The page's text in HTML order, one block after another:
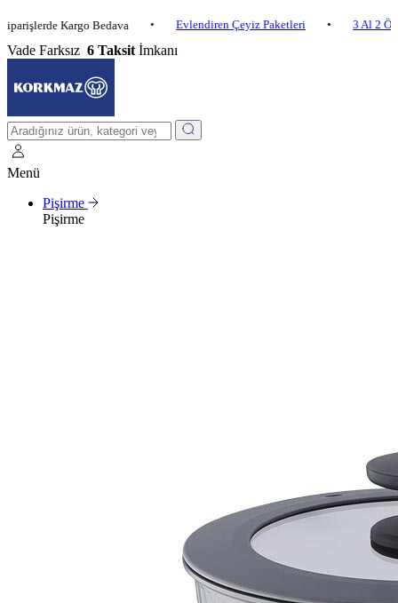
Kargo Bedava • Evlendiren Çeyiz Paketleri • 3 Al 2 Öde •
Vade Farksız 6 Taksit İmkanı
Menü
Pişirme
Pişirme